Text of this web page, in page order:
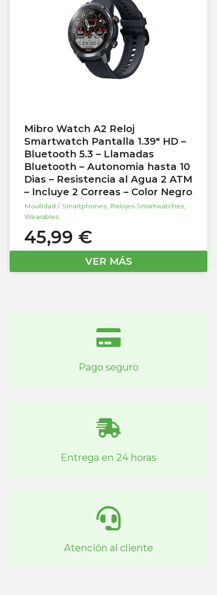
Mibro Watch A2 Reloj
Smartwatch Pantalla 1.39″ HD –
Bluetooth 5.3 – Llamadas
Bluetooth – Autonomia hasta 10
Dias – Resistencia al Agua 2 ATM
– Incluye 2 Correas – Color Negro
Movilidad / Smartphones Relojes Smartwatches
Wearables
45,99 €
VER MÁS
Pago seguro
Entrega en 24 horas
Atención al cliente